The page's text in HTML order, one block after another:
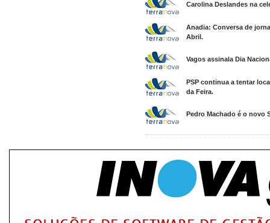
Carolina Deslandes na
Anadia: Conversa de
Abril.
Vagos assinala Dia
PSP continua a tentar
da Feira.
Pedro Machado é o novo